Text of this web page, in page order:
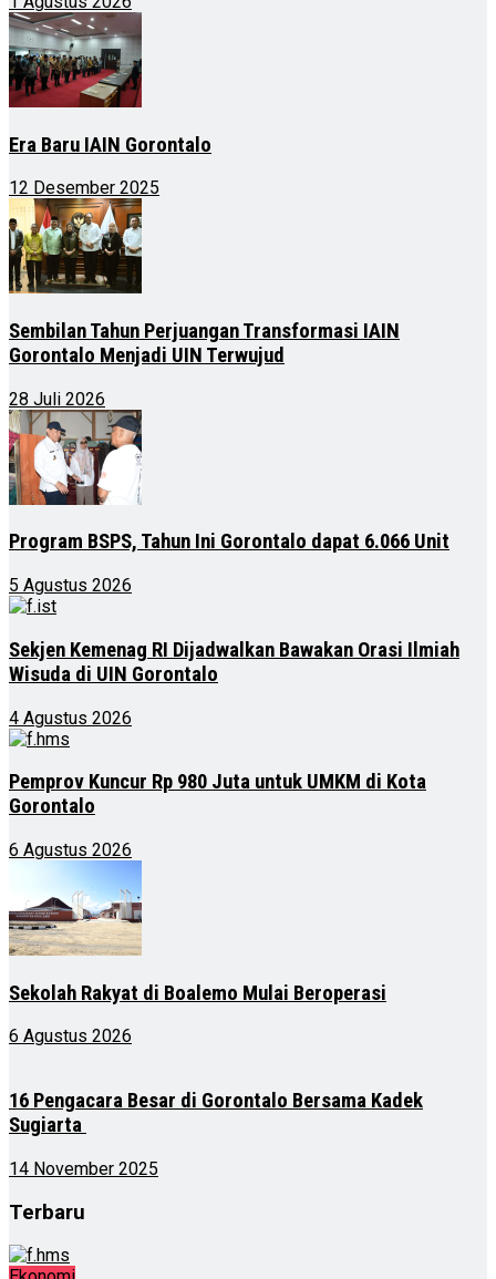
Era Baru IAIN Gorontalo
12 Desember 2025
Sembilan Tahun Perjuangan Transformasi IAIN
Gorontalo Menjadi UIN Terwujud
28 Juli 2026
Program BSPS, Tahun Ini Gorontalo dapat 6.066 Unit
5 Agustus 2026
Sekjen Kemenag RI Dijadwalkan Bawakan Orasi Ilmiah
Wisuda di UIN Gorontalo
4 Agustus 2026
Pemprov Kuncur Rp 980 Juta untuk UMKM di Kota
Gorontalo
6 Agustus 2026
Sekolah Rakyat di Boalemo Mulai Beroperasi
6 Agustus 2026
16 Pengacara Besar di Gorontalo Bersama Kadek
Sugiarta
14 November 2025
Terbaru